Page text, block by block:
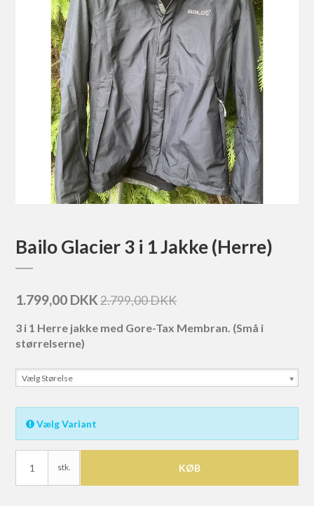
Bailo Glacier 3 i 1 Jakke (Herre)
1.799,00 DKK 2.799,00 DKK
3 i 1 Herre jakke med Gore-Tax Membran. (Små i
størrelserne)
Vælg Størelse
Vælg Variant
stk. KØB